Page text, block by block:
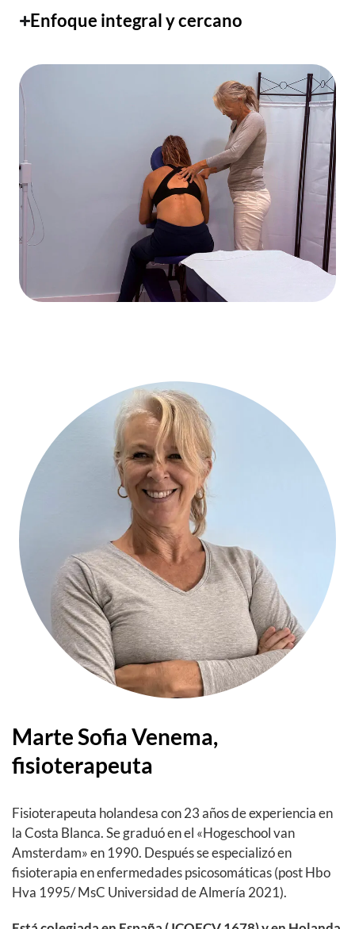
Enfoque integral y cercano
Marte Sofia Venema,
fisioterapeuta
Fisioterapeuta holandesa con 23 años de experiencia en
la Costa Blanca. Se graduó en el «Hogeschool van
Amsterdam» en 1990. Después se especializó en
fisioterapia en enfermedades psicosomáticas (post Hbo
Hva 1995/ MsC Universidad de Almería 2021).